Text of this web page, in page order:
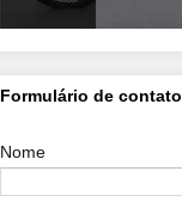
Formulário de contato
Nome